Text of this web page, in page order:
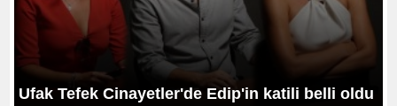
Ufak Tefek Cinayetler'de Edip'in katili belli oldu